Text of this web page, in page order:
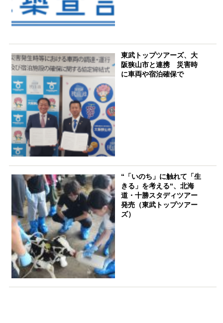
東武トップツアーズ、大
阪狭山市と連携 災害時
に車両や宿泊確保で
“「いのち」に触れて「生
きる」を考える“、北海
道・十勝スタディツアー
発売（東武トップツアー
ズ）